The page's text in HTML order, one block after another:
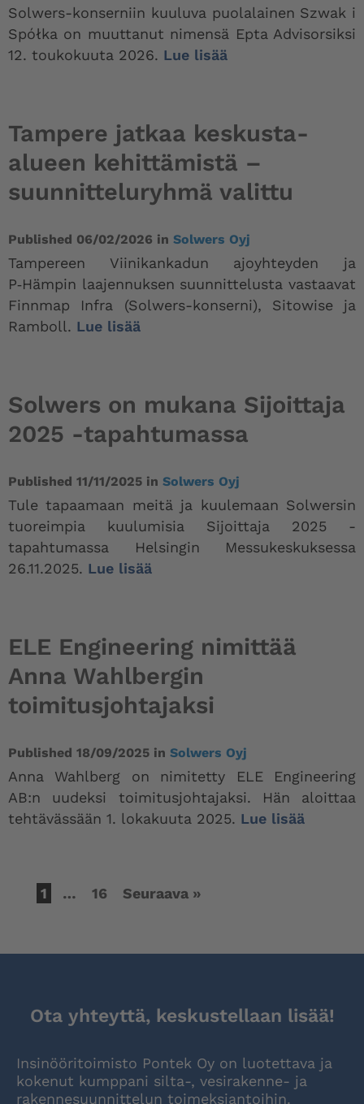
Solwers-konserniin kuuluva puolalainen Szwak i
Spółka on muuttanut nimensä Epta Advisorsiksi
12. toukokuuta 2026. Lue lisää
Tampere jatkaa keskusta-
alueen kehittämistä –
suunnitteluryhmä valittu
Published 06/02/2026 in Solwers Oyj
Tampereen Viinikankadun ajoyhteyden ja
P‑Hämpin laajennuksen suunnittelusta vastaavat
Finnmap Infra (Solwers-konserni), Sitowise ja
Ramboll. Lue lisää
Solwers on mukana Sijoittaja
2025 -tapahtumassa
Published 11/11/2025 in Solwers Oyj
Tule tapaamaan meitä ja kuulemaan Solwersin
tuoreimpia kuulumisia Sijoittaja 2025 -
tapahtumassa Helsingin Messukeskuksessa
26.11.2025. Lue lisää
ELE Engineering nimittää
Anna Wahlbergin
toimitusjohtajaksi
Published 18/09/2025 in Solwers Oyj
Anna Wahlberg on nimitetty ELE Engineering
AB:n uudeksi toimitusjohtajaksi. Hän aloittaa
tehtävässään 1. lokakuuta 2025. Lue lisää
1 … 16 Seuraava »
Ota yhteyttä, keskustellaan lisää!
Insinööritoimisto Pontek Oy on luotettava ja
kokenut kumppani silta-, vesirakenne- ja
rakennesuunnittelun toimeksiantoihin.